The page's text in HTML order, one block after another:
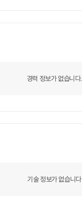
경력 정보가 없습니다.
기술 정보가 없습니다